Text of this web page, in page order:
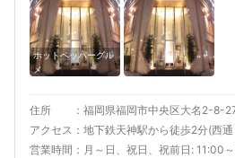
ホットペッパーグル
メ
住所
福岡県福岡市中央区大名2-8-
アクセス
地下鉄天神駅から徒歩2分(西
営業時間
月～日、祝日、祝前日: 11:00